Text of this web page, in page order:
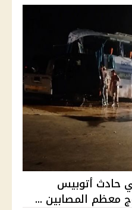
طفل وإصابة 13 في حادث أتوبيس
معظم المصابين ...